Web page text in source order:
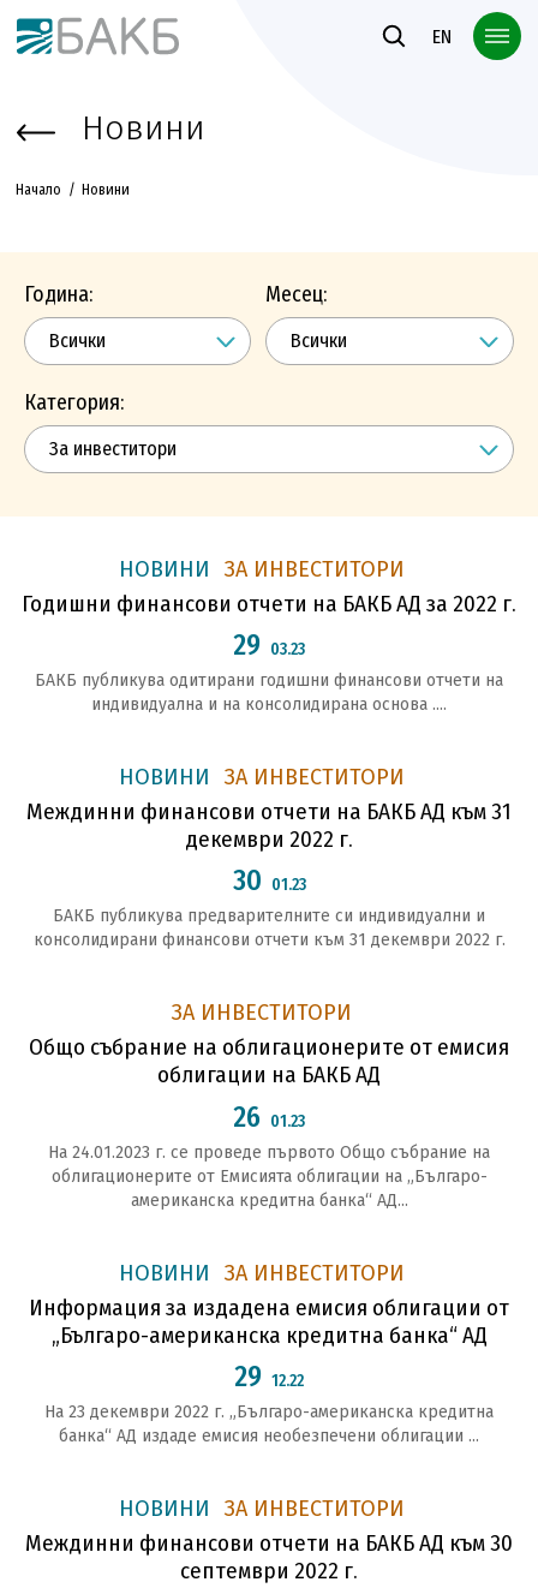
Към основното съдържание
EN
Новини
Начало Новини
Година: Месец:
Категория:
НОВИНИ ЗА ИНВЕСТИТОРИ
Годишни финансови отчети на БАКБ АД за 2022 г.
29 03.23
БАКБ публикува одитирани годишни финансови отчети на
индивидуална и на консолидирана основа ....
НОВИНИ ЗА ИНВЕСТИТОРИ
Междинни финансови отчети на БАКБ АД към 31
декември 2022 г.
30 01.23
БАКБ публикува предварителните си индивидуални и
консолидирани финансови отчети към 31 декември 2022 г.
ЗА ИНВЕСТИТОРИ
Общо събрание на облигационерите от емисия
облигации на БАКБ АД
26 01.23
На 24.01.2023 г. се проведе първото Общо събрание на
облигационерите от Емисията облигации на „Българо-
американска кредитна банка“ АД...
НОВИНИ ЗА ИНВЕСТИТОРИ
Информация за издадена емисия облигации от
„Българо-американска кредитна банка“ АД
29 12.22
На 23 декември 2022 г. „Българо-американска кредитна
банка“ АД издаде емисия необезпечени облигации ...
НОВИНИ ЗА ИНВЕСТИТОРИ
Междинни финансови отчети на БАКБ АД към 30
септември 2022 г.